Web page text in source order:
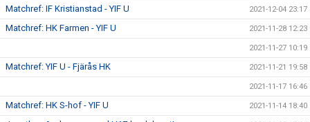
Matchref: IF Kristianstad - YIF U 2021-12-04 23:17
Matchref: HK Farmen - YIF U 2021-11-28 12:23
2021-11-27 10:19
Matchref: YIF U - Fjärås HK 2021-11-21 19:58
2021-11-17 16:46
Matchref: HK S-hof - YIF U 2021-11-14 18:40